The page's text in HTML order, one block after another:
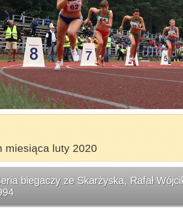
1 2 3 5 6 7
miesiąca luty 2020
biegaczy ze Skarżyska, Rafał